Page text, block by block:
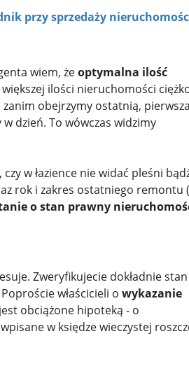
przy sprzedaży
wiem, żeoptymalna ilość
większej ilości nieruchomości
obejrzymy ostatnią, pierwsza
dzień. To wówczas widzimy
w łazience nie widać pleśni
rok i zakres ostatniego remontu
o stan prawny
Zweryfikujecie dokładnie stan
właścicieli o wykazanie
obciążone hipoteką - o
w księdze wieczystej